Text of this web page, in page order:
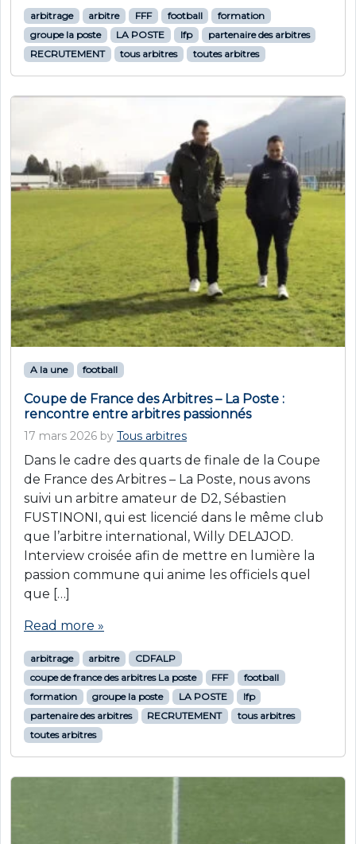
arbitrage arbitre FFF football
formation
groupe la poste
LA POSTE lfp
partenaire des arbitres
RECRUTEMENT
tous arbitres toutes arbitres
A la une football
Coupe de France des Arbitres – La Poste :
rencontre entre arbitres passionnés
17 mars 2026 by Tous arbitres
Dans le cadre des quarts de finale de la Coupe
de France des Arbitres – La Poste, nous avons
suivi un arbitre amateur de D2, Sébastien
FUSTINONI, qui est licencié dans le même club
que l’arbitre international, Willy DELAJOD.
Interview croisée afin de mettre en lumière la
passion commune qui anime les officiels quel
que […]
Read more »
arbitrage arbitre
CDFALP
coupe de france des arbitres La poste
FFF
football
formation
groupe la poste LA POSTE
lfp
partenaire des arbitres
RECRUTEMENT
tous arbitres
toutes arbitres